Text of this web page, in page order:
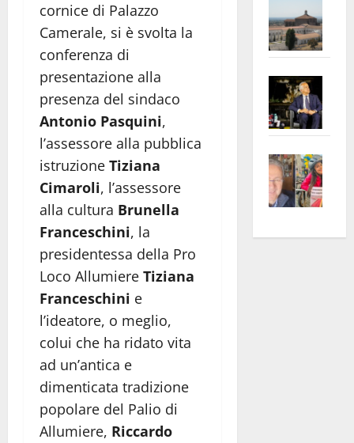
cornice di Palazzo
Camerale, si è svolta la
conferenza di
presentazione alla
presenza del sindaco
Antonio Pasquini,
l’assessore alla pubblica
istruzione Tiziana
Cimaroli, l’assessore
alla cultura Brunella
Franceschini, la
presidentessa della Pro
Loco Allumiere Tiziana
Franceschini e
l’ideatore, o meglio,
colui che ha ridato vita
ad un’antica e
dimenticata tradizione
popolare del Palio di
Allumiere, Riccardo
euro
apre